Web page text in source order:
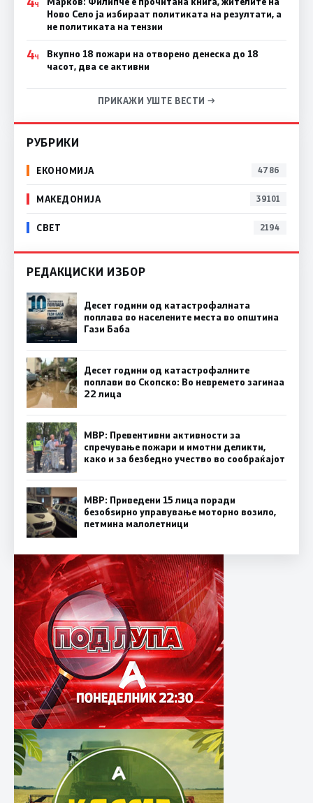
Ч
Ново Село ја избираат политиката на резултати, а
не политиката на тензии
4Ч
Вкупно 18 пожари на отворено денеска до 18
часот, два се активни
ПРИКАЖИ УШТЕ ВЕСТИ →
РУБРИКИ
ЕКОНОМИЈА 4786
МАКЕДОНИЈА 39101
СВЕТ 2194
РЕДАКЦИСКИ ИЗБОР
Десет години од катастрофалната
поплава во населените места во општина
Гази Баба
Десет години од катастрофалните
поплави во Скопско: Во невремето загинаа
22 лица
МВР: Превентивни активности за
спречување пожари и имотни деликти,
како и за безбедно учество во сообраќајот
МВР: Приведени 15 лица поради
безобѕирно управување моторно возило,
петмина малолетници